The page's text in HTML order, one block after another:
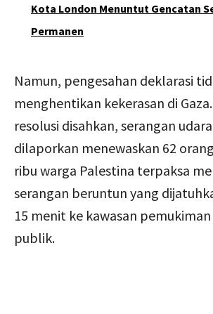
Kota London Menuntut Gencatan
Permanen
Namun, pengesahan deklarasi
menghentikan kekerasan di
resolusi disahkan, serangan
dilaporkan menewaskan 62
ribu warga Palestina terpaksa
serangan beruntun yang
15 menit ke kawasan
publik.